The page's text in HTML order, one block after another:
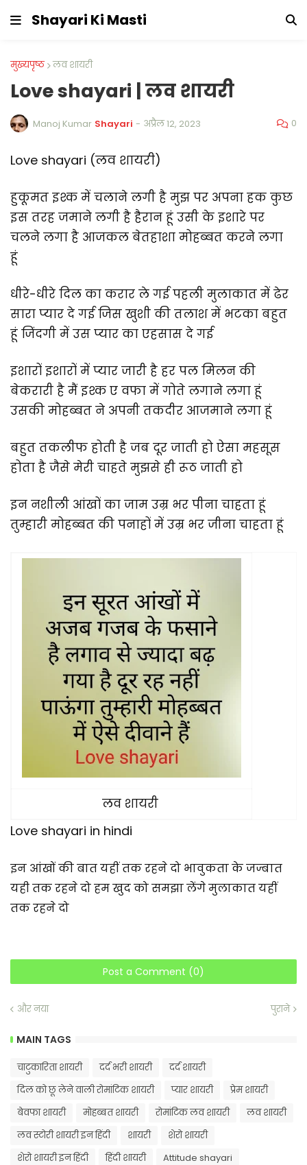
Shayari Ki Masti
मुख्यपृष्ठ लव शायरी
Love shayari | लव शायरी
Manoj Kumar Shayari - अप्रैल 12, 2023 0
Love shayari (लव शायरी)
हुकूमत इश्क में चलाने लगी है मुझ पर अपना हक कुछ
इस तरह जमाने लगी है हैरान हूं उसी के इशारे पर
चलने लगा है आजकल बेतहाशा मोहब्बत करने लगा
हूं
धीरे-धीरे दिल का करार ले गई पहली मुलाकात में ढेर
सारा प्यार दे गई जिस खुशी की तलाश में भटका बहुत
हूं जिंदगी में उस प्यार का एहसास दे गई
इशारों इशारों में प्यार जारी है हर पल मिलन की
बेकरारी है मैं इश्क ए वफा में गोते लगाने लगा हूं
उसकी मोहब्बत ने अपनी तकदीर आजमाने लगा हूं
बहुत तकलीफ होती है जब दूर जाती हो ऐसा महसूस
होता है जैसे मेरी चाहते मुझसे ही रूठ जाती हो
इन नशीली आंखों का जाम उम्र भर पीना चाहता हूं
तुम्हारी मोहब्बत की पनाहों में उम्र भर जीना चाहता हूं
लव शायरी
Love shayari in hindi
इन आंखों की बात यहीं तक रहने दो भावुकता के जज्बात
यही तक रहने दो हम खुद को समझा लेंगे मुलाकात यहीं
तक रहने दो
Post a Comment (0)
और नया पुराने
MAIN TAGS
चाटुकारिता शायरी दर्द भरी शायरी
दर्द शायरी
दिल को छू लेने वाली रोमांटिक शायरी
प्यार शायरी
प्रेम शायरी
बेवफा शायरी
मोहब्बत शायरी रोमांटिक लव शायरी
लव शायरी
लव स्टोरी शायरी इन हिंदी
शायरी
शेरो शायरी
शेरो शायरी इन हिंदी
हिंदी शायरी
Attitude shayari